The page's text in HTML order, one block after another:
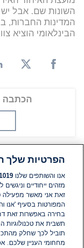
השונות שם. אבל
המדינות החברות,
הבינלאומי הוציא
הכתבה הזו
תגובות
אין עדיין תגובות.
הוסף תגובה
הפרטיות שלך
אנו והשותפים שלנו
מזהים ייחודיים
זאת אני מאשר מפעילה
המפורטות בסעיף 'אנו
בחירה באפשרות זאת
תשבית את טכנולוגיות
תוביל לכך שחלק
מחחומי העניין שלכם.